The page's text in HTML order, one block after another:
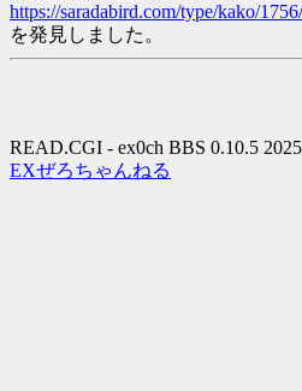
https://saradabird.com/type/kako/
を発見しました。
READ.CGI - ex0ch BBS 0.10.5
EXぜろちゃんねる